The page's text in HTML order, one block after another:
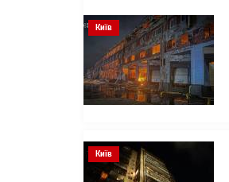
Київ
Київ